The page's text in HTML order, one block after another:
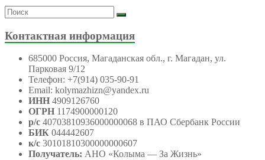
Контактная информация
685000 Россия, Магаданская обл., г. Магадан, ул.
Парковая 9/12
Телефон: +7(914) 035-90-91
Email: kolymazhizn@yandex.ru
ИНН 4909126760
ОГРН 1174900000120
р/с 40703810936000000068 в ПАО Сбербанк России
БИК 044442607
к/с 30101810300000000607
Получатель: АНО «Колыма — За Жизнь»